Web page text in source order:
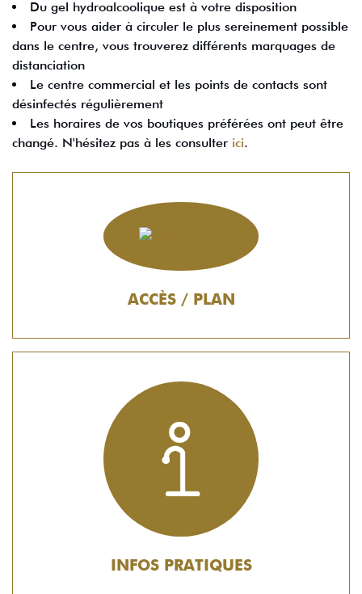
Du gel hydroalcoolique est à votre disposition
Pour vous aider à circuler le plus sereinement possible
dans le centre, vous trouverez différents marquages de
distanciation
Le centre commercial et les points de contacts sont
désinfectés régulièrement
Les horaires de vos boutiques préférées ont peut être
changé. N'hésitez pas à les consulter ici.
ACCÈS / PLAN
INFOS PRATIQUES